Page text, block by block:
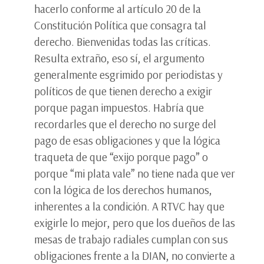
hacerlo conforme al artículo 20 de la
Constitución Política que consagra tal
derecho. Bienvenidas todas las críticas.
Resulta extraño, eso sí, el argumento
generalmente esgrimido por periodistas y
políticos de que tienen derecho a exigir
porque pagan impuestos. Habría que
recordarles que el derecho no surge del
pago de esas obligaciones y que la lógica
traqueta de que “exijo porque pago” o
porque “mi plata vale” no tiene nada que ver
con la lógica de los derechos humanos,
inherentes a la condición. A RTVC hay que
exigirle lo mejor, pero que los dueños de las
mesas de trabajo radiales cumplan con sus
obligaciones frente a la DIAN, no convierte a